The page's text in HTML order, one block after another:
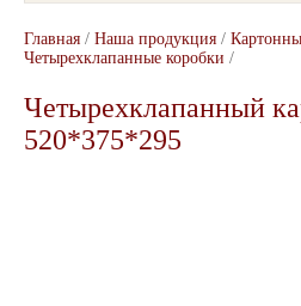
Главная / Наша продукция /
Четырехклапанные коробки /
Четырехклапанный
520*375*295